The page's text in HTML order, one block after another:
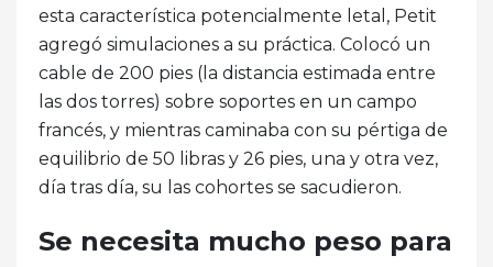
esta característica potencialmente letal, Petit
agregó simulaciones a su práctica. Colocó un
cable de 200 pies (la distancia estimada entre
las dos torres) sobre soportes en un campo
francés, y mientras caminaba con su pértiga de
equilibrio de 50 libras y 26 pies, una y otra vez,
día tras día, su las cohortes se sacudieron.
Se necesita mucho peso para